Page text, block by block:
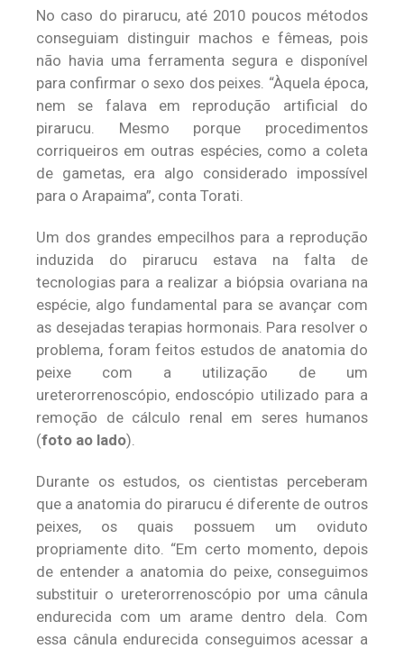
No caso do pirarucu, até 2010 poucos métodos
conseguiam distinguir machos e fêmeas, pois
não havia uma ferramenta segura e disponível
para confirmar o sexo dos peixes. “Àquela época,
nem se falava em reprodução artificial do
pirarucu. Mesmo porque procedimentos
corriqueiros em outras espécies, como a coleta
de gametas, era algo considerado impossível
para o Arapaima”, conta Torati.
Um dos grandes empecilhos para a reprodução
induzida do pirarucu estava na falta de
tecnologias para a realizar a biópsia ovariana na
espécie, algo fundamental para se avançar com
as desejadas terapias hormonais. Para resolver o
problema, foram feitos estudos de anatomia do
peixe com a utilização de um
ureterorrenoscópio, endoscópio utilizado para a
remoção de cálculo renal em seres humanos
(foto ao lado).
Durante os estudos, os cientistas perceberam
que a anatomia do pirarucu é diferente de outros
peixes, os quais possuem um oviduto
propriamente dito. “Em certo momento, depois
de entender a anatomia do peixe, conseguimos
substituir o ureterorrenoscópio por uma cânula
endurecida com um arame dentro dela. Com
essa cânula endurecida conseguimos acessar a